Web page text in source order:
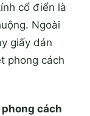
cổ điển là
Ngoài
giấy dán
phong cách
cách